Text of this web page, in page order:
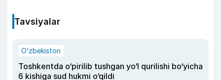
Tavsiyalar
O‘zbekiston
Toshkentda o‘pirilib tushgan yo‘l qurilishi bo‘yicha
6 kishiga sud hukmi o‘qildi